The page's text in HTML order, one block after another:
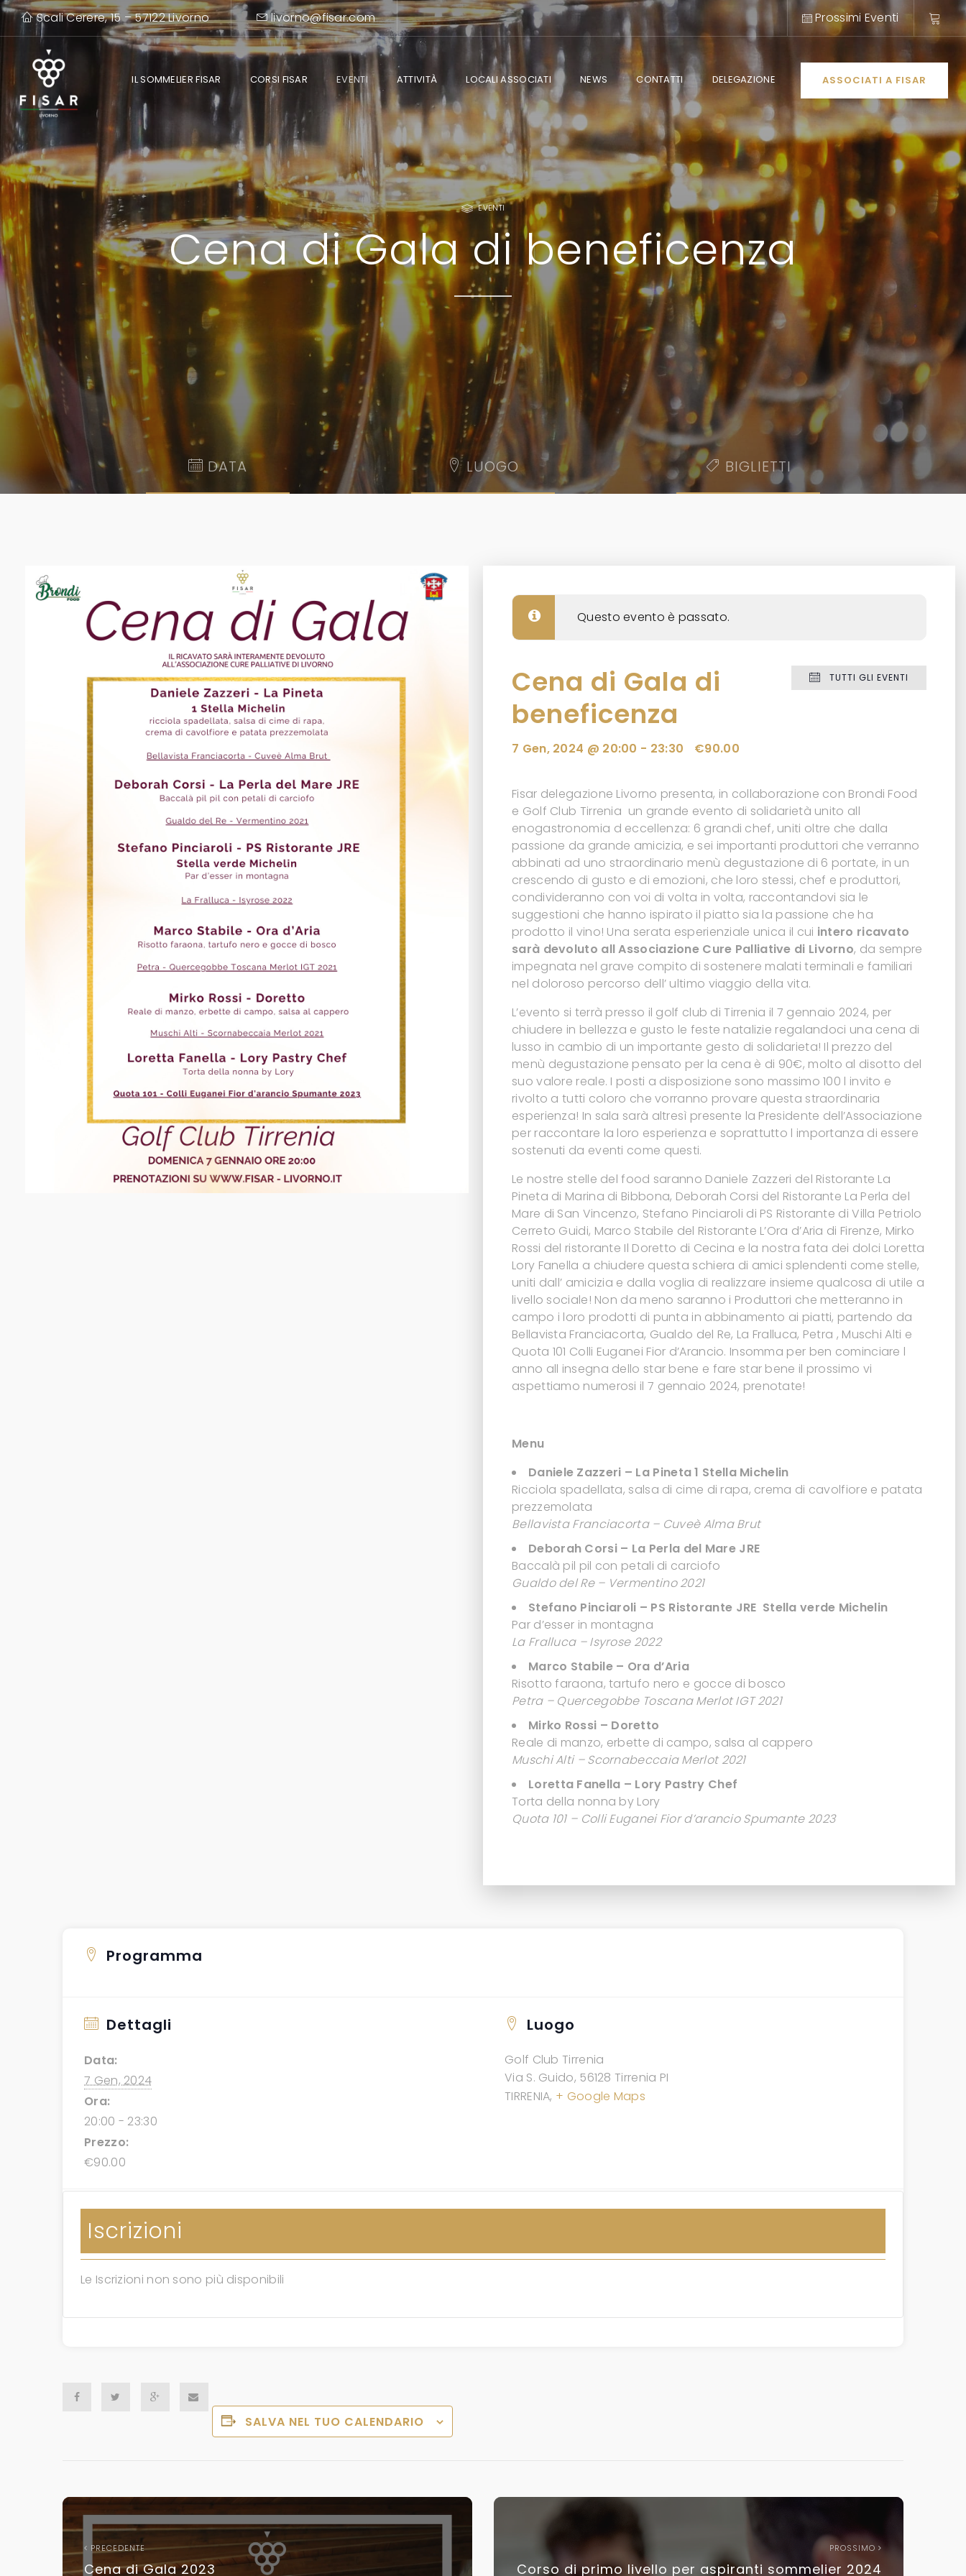
Scali Cerere, 15 – 57122 Livorno livorno@fisar.com Prossimi Eventi
IL SOMMELIER FISAR CORSI FISAR EVENTI ATTIVITÀ LOCALI ASSOCIATI NEWS CONTATTI DELEGAZIONE ASSOCIATI A FISAR
EVENTI
Cena di Gala di beneficenza
DATA LUOGO
+ GOOGLE MAPS
BIGLIETTI
Questo evento è passato.
TUTTI GLI EVENTI
Cena di Gala di
beneficenza
7 Gen, 2024 @ 20:00 - 23:30 €90.00
Fisar delegazione Livorno presenta, in collaborazione con Brondi Food
e Golf Club Tirrenia un grande evento di solidarietà unito all
enogastronomia d eccellenza: 6 grandi chef, uniti oltre che dalla
passione da grande amicizia, e sei importanti produttori che verranno
abbinati ad uno straordinario menù degustazione di 6 portate, in un
crescendo di gusto e di emozioni, che loro stessi, chef e produttori,
condivideranno con voi di volta in volta, raccontandovi sia le
suggestioni che hanno ispirato il piatto sia la passione che ha
prodotto il vino! Una serata esperienziale unica il cui intero ricavato
sarà devoluto all Associazione Cure Palliative di Livorno, da sempre
impegnata nel grave compito di sostenere malati terminali e familiari
nel doloroso percorso dell’ ultimo viaggio della vita.
L’evento si terrà presso il golf club di Tirrenia il 7 gennaio 2024, per
chiudere in bellezza e gusto le feste natalizie regalandoci una cena di
lusso in cambio di un importante gesto di solidarieta! Il prezzo del
menù degustazione pensato per la cena è di 90€, molto al disotto del
suo valore reale. I posti a disposizione sono massimo 100 l invito e
rivolto a tutti coloro che vorranno provare questa straordinaria
esperienza! In sala sarà altresì presente la Presidente dell’Associazione
per raccontare la loro esperienza e soprattutto l importanza di essere
sostenuti da eventi come questi.
Le nostre stelle del food saranno Daniele Zazzeri del Ristorante La
Pineta di Marina di Bibbona, Deborah Corsi del Ristorante La Perla del
Mare di San Vincenzo, Stefano Pinciaroli di PS Ristorante di Villa Petriolo
Cerreto Guidi, Marco Stabile del Ristorante L’Ora d’Aria di Firenze, Mirko
Rossi del ristorante Il Doretto di Cecina e la nostra fata dei dolci Loretta
Lory Fanella a chiudere questa schiera di amici splendenti come stelle,
uniti dall’ amicizia e dalla voglia di realizzare insieme qualcosa di utile a
livello sociale! Non da meno saranno i Produttori che metteranno in
campo i loro prodotti di punta in abbinamento ai piatti, partendo da
Bellavista Franciacorta, Gualdo del Re, La Fralluca, Petra , Muschi Alti e
Quota 101 Colli Euganei Fior d’Arancio. Insomma per ben cominciare l
anno all insegna dello star bene e fare star bene il prossimo vi
aspettiamo numerosi il 7 gennaio 2024, prenotate!
Menu
Daniele Zazzeri – La Pineta1 Stella Michelin
Ricciola spadellata, salsa di cime di rapa, crema di cavolfiore e patata
prezzemolata
Bellavista Franciacorta – Cuveè Alma Brut
Deborah Corsi – La Perla del Mare JRE
Baccalà pil pil con petali di carciofo
Gualdo del Re – Vermentino 2021
Stefano Pinciaroli – PS Ristorante JRE Stella verde Michelin
Par d’esser in montagna
La Fralluca – Isyrose 2022
Marco Stabile – Ora d’Aria
Risotto faraona, tartufo nero e gocce di bosco
Petra – Quercegobbe Toscana Merlot IGT 2021
Mirko Rossi – Doretto
Reale di manzo, erbette di campo, salsa al cappero
Muschi Alti – Scornabeccaia Merlot 2021
Loretta Fanella – Lory Pastry Chef
Torta della nonna by Lory
Quota 101 – Colli Euganei Fior d’arancio Spumante 2023
Programma
Dettagli
Data:
7 Gen, 2024
Ora:
20:00 - 23:30
Prezzo:
€90.00
Luogo
Golf Club Tirrenia
Via S. Guido, 56128 Tirrenia PI
TIRRENIA, + Google Maps
Iscrizioni
Le Iscrizioni non sono più disponibili
SALVA NEL TUO CALENDARIO
PRECEDENTE
Cena di Gala 2023
PROSSIMO
Corso di primo livello per aspiranti sommelier 2024